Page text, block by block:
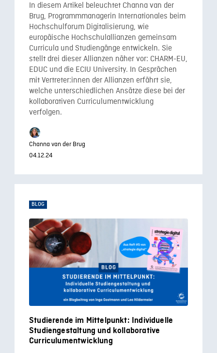
In diesem Artikel beleuchtet Channa van der
Brug, Programmmanagerin Internationales beim
Hochschulforum Digitalisierung, wie
europäische Hochschulallianzen gemeinsam
Curricula und Studiengänge entwickeln. Sie
stellt drei dieser Allianzen näher vor: CHARM-EU,
EDUC und die ECIU University. In Gesprächen
mit Vertreter:innen der Allianzen erfährt sie,
welche unterschiedlichen Ansätze diese bei der
kollaborativen Curriculumentwicklung
verfolgen.
Channa van der Brug
04.12.24
BLOG
Studierende im Mittelpunkt: Individuelle
Studiengestaltung und kollaborative
Curriculumentwicklung